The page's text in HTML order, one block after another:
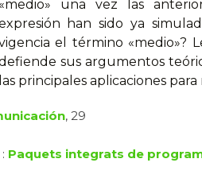
«medio» una vez las
han sido ya
el término «medio»?
sus argumentos
las principales aplicaciones para
, 29
: Paquets integrats de